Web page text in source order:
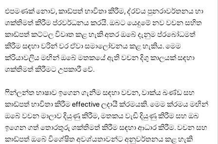
එපමණක් නොව, කාඩ්පත් භාවිතා කිරීම, ද්රව්ය පුනරාවර්තනය හා
ශක්තිමත් කිරීම ප්රවර්ධනය කරයි. ඔබට යෙදුමේ නව වචන සහිත
කාඩ්පත් කට්ටල විවෘත කළ හැකි අතර ඔබේ දැනුම ප්රබෝධමත්
කිරීම සඳහා වරින් වර ඒවා සමාලෝචනය කළ හැකිය. මෙම
ක්රියාවලිය මඟින් ඔබේ මතකයේ ඇති වචන දිගු කාලයක් සඳහා
ශක්තිමත් කිරීමට උපකාරී වේ.
ෆින්ලන්ත භාෂාව ඉගෙන ගැනීම සඳහා වචන, වාක්ය ඛණ්ඩ සහ
කාඩ්පත් භාවිතා කිරීම effective ලදායී ක්රමයකි. මෙම ක්රමය මඟින්
ඔබේ වචන මාලාව දියුණු කිරීම, මතකය වැඩි දියුණු කිරීම සහ ඔබ
ඉගෙන ගත් තොරතුරු ශක්තිමත් කිරීම සඳහා ආධාර කිරීම. වචන සහ
කාඩ්පත් ඔබේ විශේෂිත අවශ්යතාවන්ට අනුවර්තනය කළ හැකි